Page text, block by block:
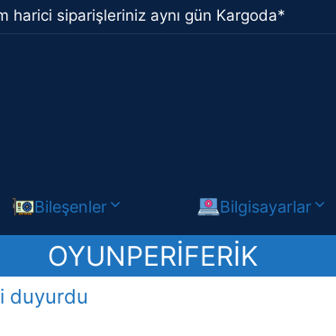
siparişleriniz aynı gün Kargoda*
Bileşenler Bilgisayarlar
OYUNPERIFERIK
duyurdu